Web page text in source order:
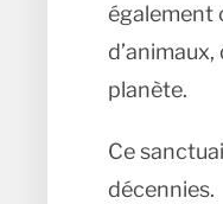
également
planète.
Ce
décennies.